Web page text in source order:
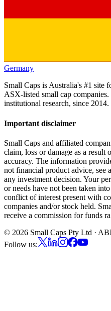
Germany
Small Caps is Australia's #1 site
ASX-listed small cap
institutional research, since 2014.
Important disclaimer
Small Caps and affiliated
claim, loss or damage as a
accuracy. The information
not financial product advice, see
any investment decision. Your
or needs have not been taken
conflict of interest present with
companies and/or stock held.
receive a commission for funds
© 2026 Small Caps Pty Ltd ·
Follow us: